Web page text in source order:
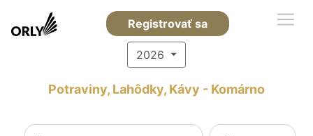
Registrovať sa
2026
Potraviny, Lahôdky, Kávy - Komárno